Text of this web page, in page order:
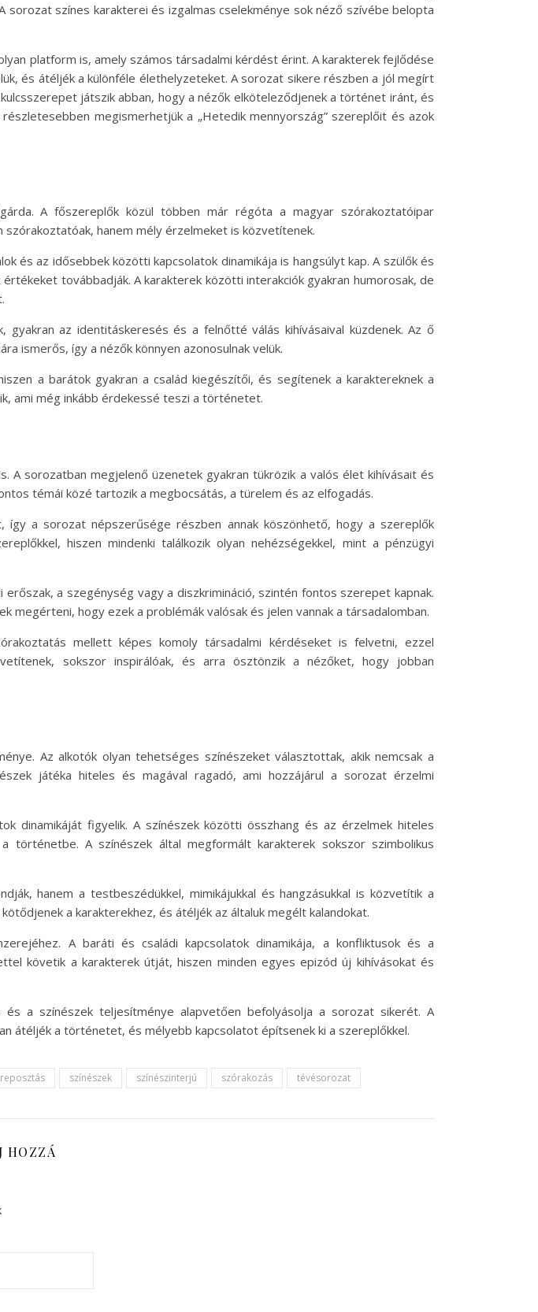
sorozat színes karakterei és izgalmas cselekménye sok néző szívébe belopta
platform is, amely számos társadalmi kérdést érint. A karakterek fejlődése
és átéljék a különféle élethelyzeteket. A sorozat sikere részben a jól megírt
játszik abban, hogy a nézők elköteleződjenek a történet iránt, és
megismerhetjük a „Hetedik mennyország” szereplőit és azok
A főszereplők közül többen már régóta a magyar szórakoztatóipar
szórakoztatóak, hanem mély érzelmeket is közvetítenek.
és az idősebbek közötti kapcsolatok dinamikája is hangsúlyt kap. A szülők és
továbbadják. A karakterek közötti interakciók gyakran humorosak, de
az identitáskeresés és a felnőtté válás kihívásaival küzdenek. Az ő
ismerős, így a nézők könnyen azonosulnak velük.
a barátok gyakran a család kiegészítői, és segítenek a karaktereknek a
ami még inkább érdekessé teszi a történetet.
A sorozatban megjelenő üzenetek gyakran tükrözik a valós élet kihívásait és
témái közé tartozik a megbocsátás, a türelem és az elfogadás.
a sorozat népszerűsége részben annak köszönhető, hogy a szereplők
hiszen mindenki találkozik olyan nehézségekkel, mint a pénzügyi
a szegénység vagy a diszkrimináció, szintén fontos szerepet kapnak.
megérteni, hogy ezek a problémák valósak és jelen vannak a társadalomban.
mellett képes komoly társadalmi kérdéseket is felvetni, ezzel
sokszor inspirálóak, és arra ösztönzik a nézőket, hogy jobban
Az alkotók olyan tehetséges színészeket választottak, akik nemcsak a
játéka hiteles és magával ragadó, ami hozzájárul a sorozat érzelmi
dinamikáját figyelik. A színészek közötti összhang és az érzelmek hiteles
A színészek által megformált karakterek sokszor szimbolikus
hanem a testbeszédükkel, mimikájukkal és hangzásukkal is közvetítik a
a karakterekhez, és átéljék az általuk megélt kalandokat.
A baráti és családi kapcsolatok dinamikája, a konfliktusok és a
követik a karakterek útját, hiszen minden egyes epizód új kihívásokat és
és a színészek teljesítménye alapvetően befolyásolja a sorozat sikerét. A
átéljék a történetet, és mélyebb kapcsolatot építsenek ki a szereplőkkel.
színészek színészinterjú szórakozás tévésorozat
HOZZÁ